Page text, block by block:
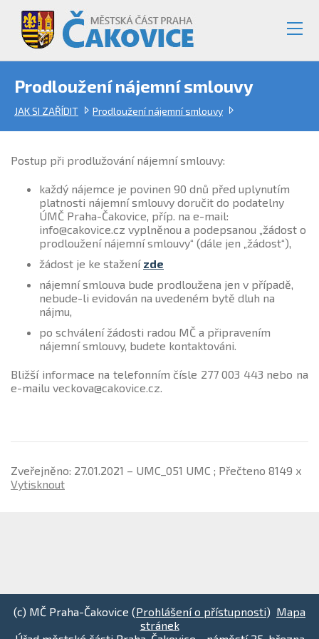
Prodloužení nájemní smlouvy
JAK SI ZAŘÍDIT Prodloužení nájemní smlouvy
Postup při prodlužování nájemní smlouvy:
každý nájemce je povinen 90 dnů před uplynutím
platnosti nájemní smlouvy doručit do podatelny
ÚMČ Praha-Čakovice, příp. na e-mail:
info@cakovice.cz vyplněnou a podepsanou „žádost o
prodloužení nájemní smlouvy“ (dále jen „žádost“),
žádost je ke stažení zde
nájemní smlouva bude prodloužena jen v případě,
nebude-li evidován na uvedeném bytě dluh na
nájmu,
po schválení žádosti radou MČ a připravením
nájemní smlouvy, budete kontaktováni.
Bližší informace na telefonním čísle 277 003 443 nebo na
e-mailu veckova@cakovice.cz.
Zveřejněno: 27.01.2021 – UMC_051 UMC ; Přečteno 8149 x
Vytisknout
(c) MČ Praha-Čakovice (Prohlášení o přístupnosti) Mapa
stránek